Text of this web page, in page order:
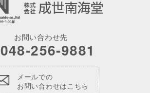
お問い合わせ先
048-256-9881
メールでの
お問い合わせはこちら